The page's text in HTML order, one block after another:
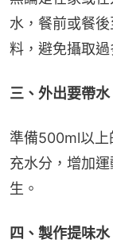
水，餐前或餐
料，避免攝取過
三、外出要帶水
準備500ml以上
充水分，增加
生。
四、製作提味水